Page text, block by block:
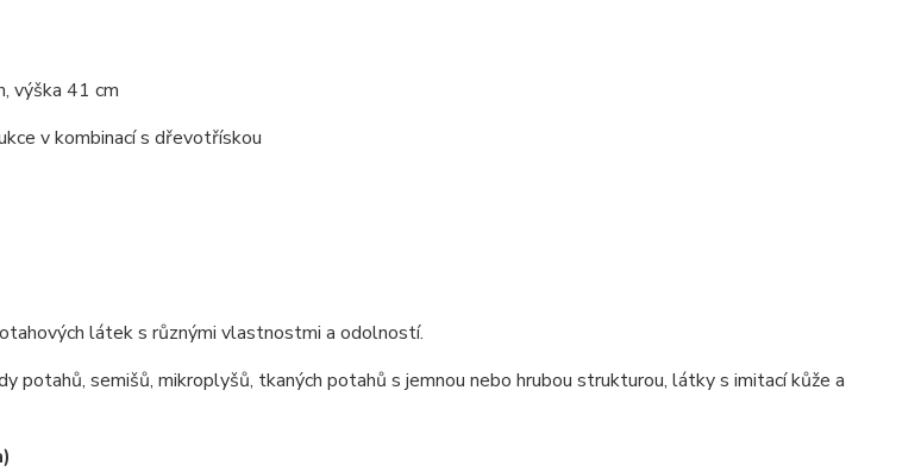
výška 41 cm
v kombinací s dřevotřískou
látek s různými vlastnostmi a odolností.
potahů, semišů, mikroplyšů, tkaných potahů s jemnou nebo hrubou strukturou, látky s imitací kůže a